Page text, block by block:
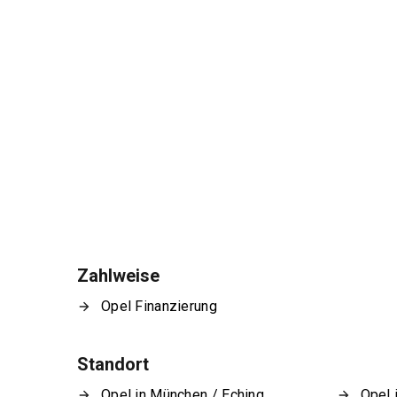
Zahlweise
Opel Finanzierung
Standort